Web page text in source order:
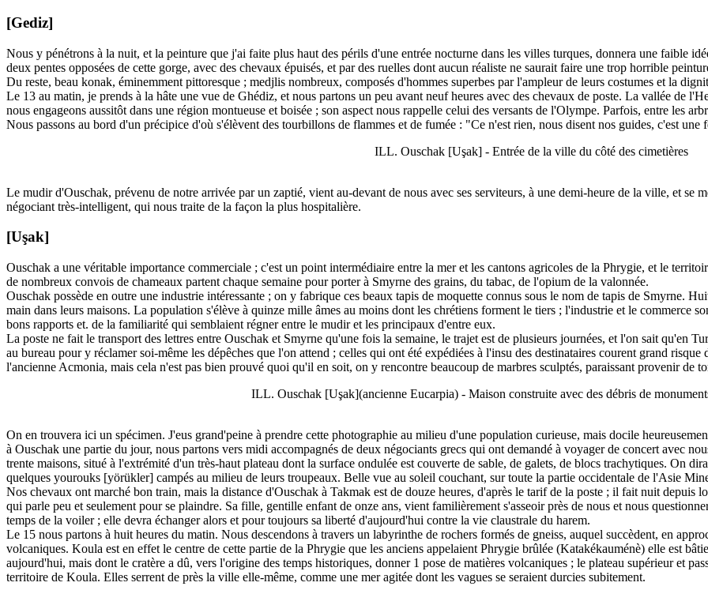
[Gediz]
Nous y pénétrons à la nuit, et la peinture que j'ai faite plus haut des périls d'une entrée nocturne dans les villes turques, donnera une faible
deux pentes opposées de cette gorge, avec des chevaux épuisés, et par des ruelles dont aucun réaliste ne saurait faire une trop horrible
Du reste, beau konak, éminemment pittoresque ; medjlis nombreux, composés d'hommes superbes par l'ampleur de leurs costumes et la
Le 13 au matin, je prends à la hâte une vue de Ghédiz, et nous partons un peu avant neuf heures avec des chevaux de poste. La vallée de
nous engageons aussitôt dans une région montueuse et boisée ; son aspect nous rappelle celui des versants de l'Olympe. Parfois, entre les
Nous passons au bord d'un précipice d'où s'élèvent des tourbillons de flammes et de fumée : "Ce n'est rien, nous disent nos guides, c'est une
ILL. Ouschak [Uşak] - Entrée de la ville du côté des cimetières
Le mudir d'Ouschak, prévenu de notre arrivée par un zaptié, vient au-devant de nous avec ses serviteurs, à une demi-heure de la ville, et
négociant très-intelligent, qui nous traite de la façon la plus hospitalière.
[Uşak]
Ouschak a une véritable importance commerciale ; c'est un point intermédiaire entre la mer et les cantons agricoles de la Phrygie, et le
de nombreux convois de chameaux partent chaque semaine pour porter à Smyrne des grains, du tabac, de l'opium de la valonnée.
Ouschak possède en outre une industrie intéressante ; on y fabrique ces beaux tapis de moquette connus sous le nom de tapis de Smyrne.
main dans leurs maisons. La population s'élève à quinze mille âmes au moins dont les chrétiens forment le tiers ; l'industrie et le commerce
bons rapports et. de la familiarité qui semblaient régner entre le mudir et les principaux d'entre eux.
La poste ne fait le transport des lettres entre Ouschak et Smyrne qu'une fois la semaine, le trajet est de plusieurs journées, et l'on sait qu'en
au bureau pour y réclamer soi-même les dépêches que l'on attend ; celles qui ont été expédiées à l'insu des destinataires courent grand
l'ancienne Acmonia, mais cela n'est pas bien prouvé quoi qu'il en soit, on y rencontre beaucoup de marbres sculptés, paraissant provenir de
ILL. Ouschak [Uşak](ancienne Eucarpia) - Maison construite avec des débris de
On en trouvera ici un spécimen. J'eus grand'peine à prendre cette photographie au milieu d'une population curieuse, mais docile
à Ouschak une partie du jour, nous partons vers midi accompagnés de deux négociants grecs qui ont demandé à voyager de concert avec
trente maisons, situé à l'extrémité d'un très-haut plateau dont la surface ondulée est couverte de sable, de galets, de blocs trachytiques. On
quelques yourouks [yörükler] campés au milieu de leurs troupeaux. Belle vue au soleil couchant, sur toute la partie occidentale de l'Asie
Nos chevaux ont marché bon train, mais la distance d'Ouschak à Takmak est de douze heures, d'après le tarif de la poste ; il fait nuit
qui parle peu et seulement pour se plaindre. Sa fille, gentille enfant de onze ans, vient familièrement s'asseoir près de nous et nous
temps de la voiler ; elle devra échanger alors et pour toujours sa liberté d'aujourd'hui contre la vie claustrale du harem.
Le 15 nous partons à huit heures du matin. Nous descendons à travers un labyrinthe de rochers formés de gneiss, auquel succèdent, en
volcaniques. Koula est en effet le centre de cette partie de la Phrygie que les anciens appelaient Phrygie brûlée (Katakékauménè) elle est
aujourd'hui, mais dont le cratère a dû, vers l'origine des temps historiques, donner 1 pose de matières volcaniques ; le plateau supérieur et
territoire de Koula. Elles serrent de près la ville elle-même, comme une mer agitée dont les vagues se seraient durcies subitement.